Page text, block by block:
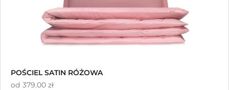
POŚCIEL SATIN RÓŻOWA
od 379.00 zł